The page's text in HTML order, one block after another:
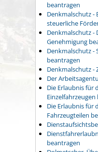
beantragen
Denkmalschutz -
steuerliche
Denkmalschutz -
Genehmigung
Denkmalschutz -
beantragen
Denkmalschutz -
Der
Die Erlaubnis für
Die Erlaubnis für
Fahrzeugteilen
beantragen